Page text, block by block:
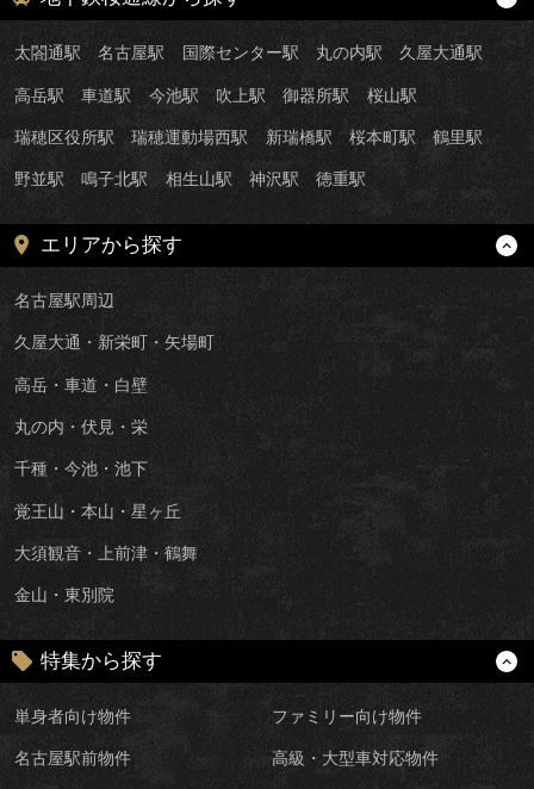
太閤通駅 名古屋駅 国際センター駅 丸の内駅 久屋大通駅
高岳駅 車道駅 今池駅 吹上駅 御器所駅 桜山駅
瑞穂区役所駅 瑞穂運動場西駅 新瑞橋駅 桜本町駅 鶴里駅
野並駅 鳴子北駅 相生山駅 神沢駅 徳重駅
エリアから探す
名古屋駅周辺
久屋大通・新栄町・矢場町
高岳・車道・白壁
丸の内・伏見・栄
千種・今池・池下
覚王山・本山・星ヶ丘
大須観音・上前津・鶴舞
金山・東別院
特集から探す
単身者向け物件 ファミリー向け物件
名古屋駅前物件 高級・大型車対応物件